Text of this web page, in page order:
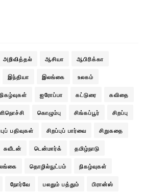
அறிவித்தல் ஆசியா ஆபிரிக்கா
இந்தியா இலங்கை உலகம்
ஐரோப்பா கட்டுரை கவிதை
கொழும்பு சிங்கப்பூர் சிறப்பு
பதிவுகள் சிறப்புப் பார்வை சிறுகதை
சுவீடன் டென்மார்க் தமிழ்நாடு
தொழில்நுட்பம் நிகழ்வுகள்
நோர்வே பலதும் பத்தும் பிரான்ஸ்